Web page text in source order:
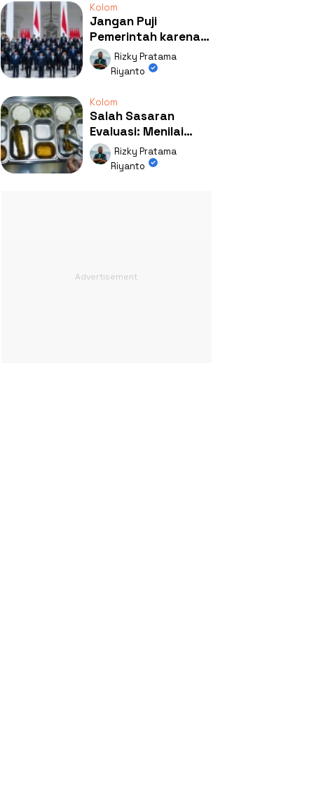
Kolom
Jangan Puji
Pemerintah karena
Kerja: Mengapa
Publik Begitu Mudah
Rizky Pratama
Riyanto
Kolom
Salah Sasaran
Evaluasi: Menilai
Program MBG Lewat
Respons Anak Itu
Rizky Pratama
Riyanto